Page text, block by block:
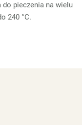
pieczenia na wielu
240 °C.